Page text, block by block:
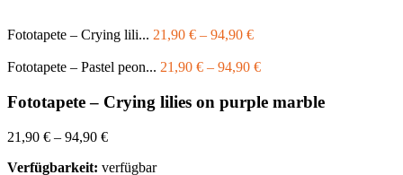
Fototapete – Crying lili... 21,90 € – 94,90 €
Fototapete – Pastel peon... 21,90 € – 94,90 €
Fototapete – Crying lilies on purple marble
21,90 € – 94,90 €
Verfügbarkeit: verfügbar